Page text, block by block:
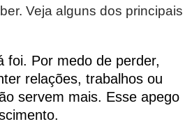
Veja alguns dos principais
foi. Por medo de perder,
relações, trabalhos ou
servem mais. Esse apego